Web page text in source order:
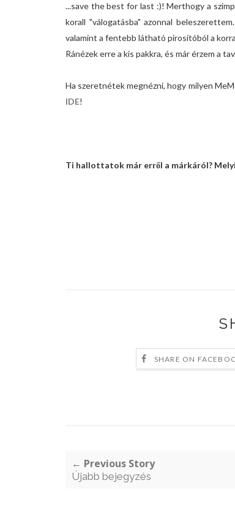
...save the best for last :)! Merthogy a
korall "válogatásba" azonnal
valamint a fentebb látható pirosítóból a
Ránézek erre a kis pakkra, és már érzem a
Ha szeretnétek megnézni, hogy milyen
IDE!
Ti hallottatok már erről a márkáról?
SHARE ON
← Previous Story
Újabb bejegyzés